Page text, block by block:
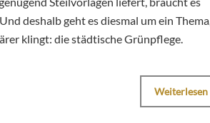
deshalb geht es diesmal um ein Thema,
klingt: die städtische Grünpflege.
Weiterlesen